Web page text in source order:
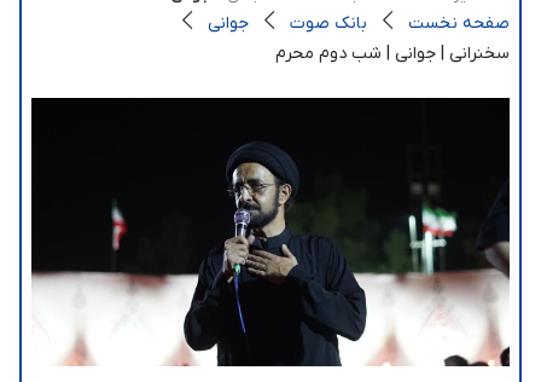
صفحه نخست بانک صوت
جوانی
سخنرانی | جوانی | شب دوم محرم